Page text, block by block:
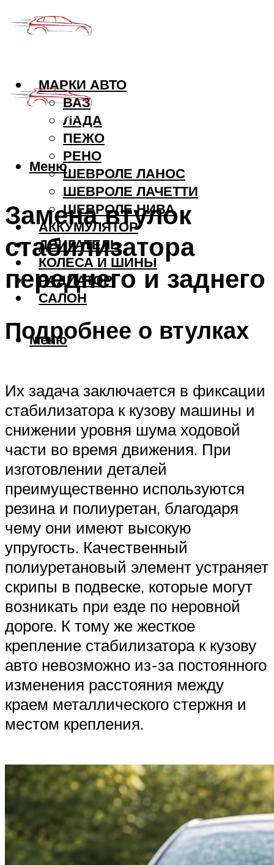
МАРКИ АВТО
ВАЗ
ЛАДА
ПЕЖО
РЕНО
ШЕВРОЛЕ ЛАНОС
ШЕВРОЛЕ ЛАЧЕТТИ
ШЕВРОЛЕ НИВА
АККУМУЛЯТОР
ДВИГАТЕЛЬ
КОЛЕСА И ШИНЫ
РАДИАТОР
САЛОН
Меню
Меню
Замена втулок
стабилизатора
переднего и заднего
Подробнее о втулках
Их задача заключается в фиксации
стабилизатора к кузову машины и
снижении уровня шума ходовой
части во время движения. При
изготовлении деталей
преимущественно используются
резина и полиуретан, благодаря
чему они имеют высокую
упругость. Качественный
полиуретановый элемент устраняет
скрипы в подвеске, которые могут
возникать при езде по неровной
дороге. К тому же жесткое
крепление стабилизатора к кузову
авто невозможно из-за постоянного
изменения расстояния между
краем металлического стержня и
местом крепления.